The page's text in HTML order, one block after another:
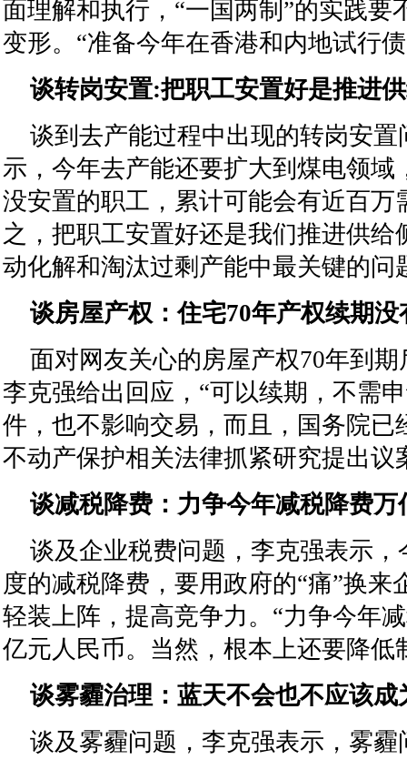
面理解和执行，“一国两制”的实践要
变形。“准备今年在香港和内地试行
谈转岗安置:把职工安置好是推进
谈到去产能过程中出现的转岗安置
示，今年去产能还要扩大到煤电领域
没安置的职工，累计可能会有近百万
之，把职工安置好还是我们推进供给
动化解和淘汰过剩产能中最关键的问
谈房屋产权：住宅70年产权续期没
面对网友关心的房屋产权70年到
李克强给出回应，“可以续期，不需
件，也不影响交易，而且，国务院已
不动产保护相关法律抓紧研究提出议
谈减税降费：力争今年减税降费万
谈及企业税费问题，李克强表示
度的减税降费，要用政府的“痛”换来
轻装上阵，提高竞争力。“力争今年
亿元人民币。当然，根本上还要降低
谈雾霾治理：蓝天不会也不应该成
谈及雾霾问题，李克强表示，雾